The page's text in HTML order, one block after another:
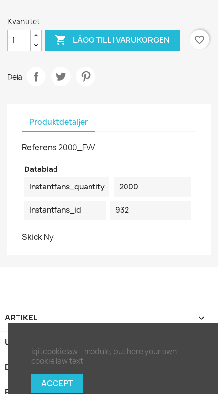
Kvantitet
 LÄGG TILL I VARUKORGEN favorite_border
Dela
Produktdetaljer
Referens2000_FVV
Datablad
Instantfans_quantity
2000
Instantfans_id 932
SkickNy
ARTIKEL 
UNTERNEHMEN
DITT KONTO
iqitcookielaw - module, put here your own
cookie law text
ACCEPT